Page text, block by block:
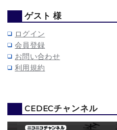
ゲスト 様
ログイン
会員登録
お問い合わせ
利用規約
CEDECチャンネル